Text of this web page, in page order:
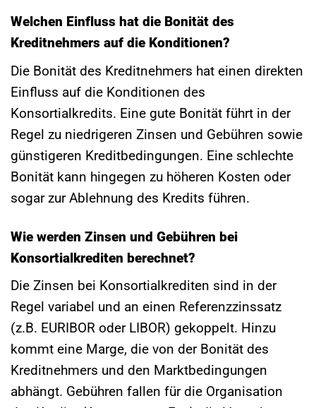
Welchen Einfluss hat die Bonität des
Kreditnehmers auf die Konditionen?
Die Bonität des Kreditnehmers hat einen direkten
Einfluss auf die Konditionen des
Konsortialkredits. Eine gute Bonität führt in der
Regel zu niedrigeren Zinsen und Gebühren sowie
günstigeren Kreditbedingungen. Eine schlechte
Bonität kann hingegen zu höheren Kosten oder
sogar zur Ablehnung des Kredits führen.
Wie werden Zinsen und Gebühren bei
Konsortialkrediten berechnet?
Die Zinsen bei Konsortialkrediten sind in der
Regel variabel und an einen Referenzzinssatz
(z.B. EURIBOR oder LIBOR) gekoppelt. Hinzu
kommt eine Marge, die von der Bonität des
Kreditnehmers und den Marktbedingungen
abhängt. Gebühren fallen für die Organisation